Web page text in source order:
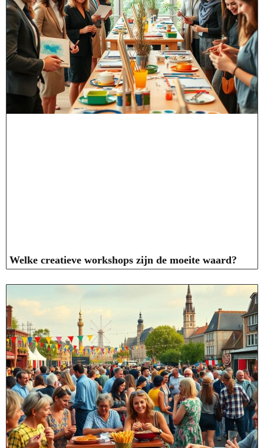
Welke creatieve workshops zijn de moeite waard?